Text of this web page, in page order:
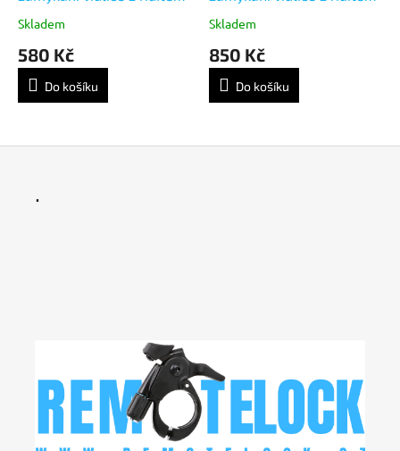
+ lanko a bowden
Skladem
580 Kč
Do košíku
+ lanko a bowden
Skladem
850 Kč
Do košíku
.